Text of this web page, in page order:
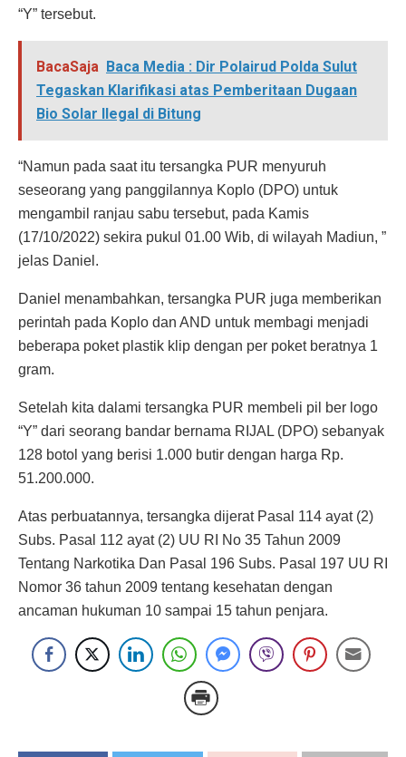
“Y” tersebut.
BacaSaja Baca Media : Dir Polairud Polda Sulut
Tegaskan Klarifikasi atas Pemberitaan Dugaan
Bio Solar Ilegal di Bitung
“Namun pada saat itu tersangka PUR menyuruh
seseorang yang panggilannya Koplo (DPO) untuk
mengambil ranjau sabu tersebut, pada Kamis
(17/10/2022) sekira pukul 01.00 Wib, di wilayah Madiun, ”
jelas Daniel.
Daniel menambahkan, tersangka PUR juga memberikan
perintah pada Koplo dan AND untuk membagi menjadi
beberapa poket plastik klip dengan per poket beratnya 1
gram.
Setelah kita dalami tersangka PUR membeli pil ber logo
“Y” dari seorang bandar bernama RIJAL (DPO) sebanyak
128 botol yang berisi 1.000 butir dengan harga Rp.
51.200.000.
Atas perbuatannya, tersangka dijerat Pasal 114 ayat (2)
Subs. Pasal 112 ayat (2) UU RI No 35 Tahun 2009
Tentang Narkotika Dan Pasal 196 Subs. Pasal 197 UU RI
Nomor 36 tahun 2009 tentang kesehatan dengan
ancaman hukuman 10 sampai 15 tahun penjara.